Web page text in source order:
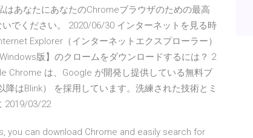
あなたにあなたのChromeブラウザのための最高
でください。 2020/06/30 インターネットを見る時
Explorer（インターネットエクスプローラー）
版】のクロームをダウンロードするには？ 2
Chrome は、Google が開発し提供している無料ブ
はBlink） を採用しています。洗練された技術とミ
2019/03/22
you can download Chrome and easily search for